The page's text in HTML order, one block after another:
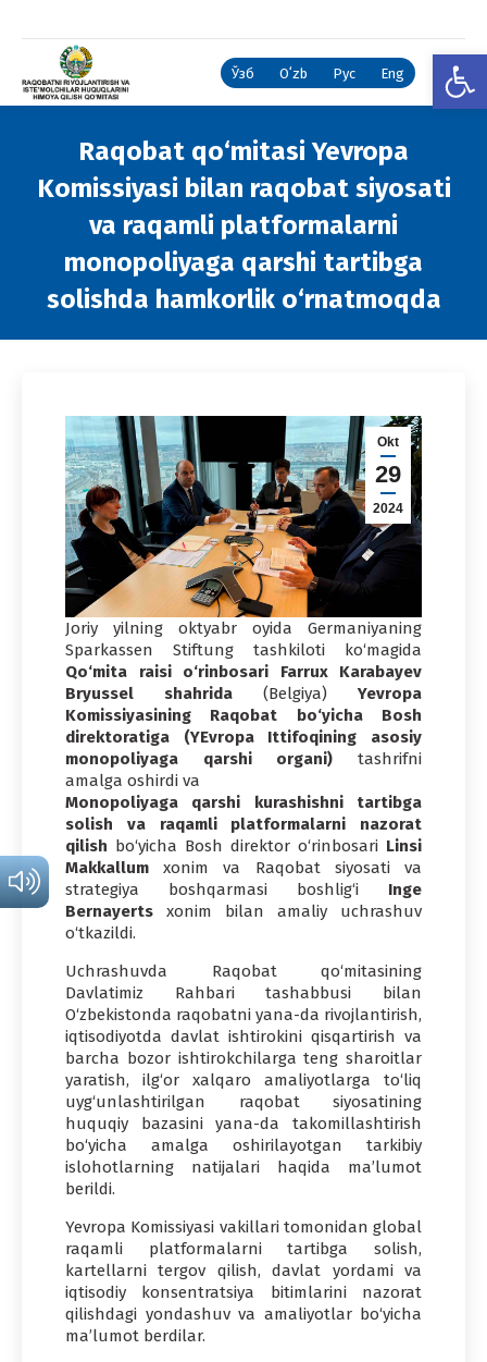
Ўзб Oʻzb Рус Eng
Raqobat qo‘mitasi Yevropa
Komissiyasi bilan raqobat siyosati
va raqamli platformalarni
monopoliyaga qarshi tartibga
solishda hamkorlik o‘rnatmoqda
Okt
29
2024
Joriy yilning oktyabr oyida Germaniyaning
Sparkassen Stiftung tashkiloti ko‘magida
Qo‘mita raisi o‘rinbosari Farrux Karabayev
Bryussel shahrida (Belgiya) Yevropa
Komissiyasining Raqobat bo‘yicha Bosh
direktoratiga (YEvropa Ittifoqining asosiy
monopoliyaga qarshi organi) tashrifni
amalga oshirdi va
Monopoliyaga qarshi kurashishni tartibga
solish va raqamli platformalarni nazorat
qilish bo‘yicha Bosh direktor o‘rinbosari Linsi
Makkallum xonim va Raqobat siyosati va
strategiya boshqarmasi boshlig‘i Inge
Bernayerts xonim bilan amaliy uchrashuv
o‘tkazildi.
Uchrashuvda Raqobat qo‘mitasining
Davlatimiz Rahbari tashabbusi bilan
O‘zbekistonda raqobatni yana-da rivojlantirish,
iqtisodiyotda davlat ishtirokini qisqartirish va
barcha bozor ishtirokchilarga teng sharoitlar
yaratish, ilg‘or xalqaro amaliyotlarga to‘liq
uyg‘unlashtirilgan raqobat siyosatining
huquqiy bazasini yana-da takomillashtirish
bo‘yicha amalga oshirilayotgan tarkibiy
islohotlarning natijalari haqida ma’lumot
berildi.
Yevropa Komissiyasi vakillari tomonidan global
raqamli platformalarni tartibga solish,
kartellarni tergov qilish, davlat yordami va
iqtisodiy konsentratsiya bitimlarini nazorat
qilishdagi yondashuv va amaliyotlar bo‘yicha
ma’lumot berdilar.